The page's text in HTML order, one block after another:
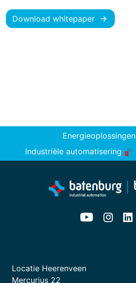
Download whitepaper
Energieoplossingen
Industriële automatisering
Locatie Heerenveen
Mercurius 22